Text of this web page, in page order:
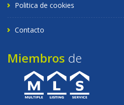
Politica de cookies
Contacto
Miembros de